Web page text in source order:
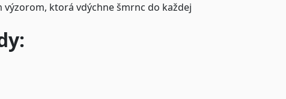
ktorá vdýchne šmrnc do každej